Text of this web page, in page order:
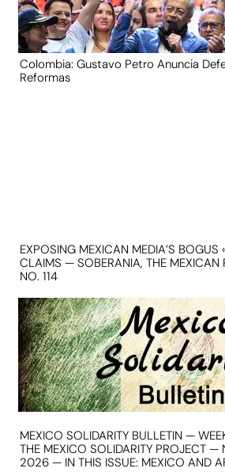
Colombia: Gustavo Petro Anuncia
Reformas
EXPOSING MEXICAN MEDIA’S BOGUS
CLAIMS — SOBERANIA, THE
NO. 114
MEXICO SOLIDARITY BULLETIN —
THE MEXICO SOLIDARITY PROJECT
2026 — IN THIS ISSUE: MEXICO AND